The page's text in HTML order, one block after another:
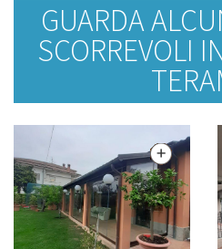
GUARDA
SCORREVOLI